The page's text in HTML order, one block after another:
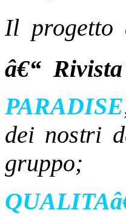
Il progetto
â€“
PARADISE
dei nostri
gruppo;